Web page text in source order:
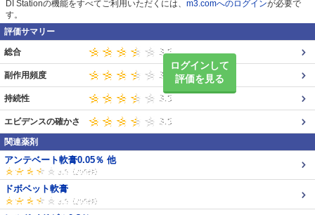
DI Stationの機能をすべてご利用いただくには、 m3.comへのログインが必要で
す。
評価サマリー
ログインして
評価を見る
総合
副作用頻度
持続性
エビデンスの確かさ
関連薬剤
アンテベート軟膏0.05％ 他
ドボベット軟膏